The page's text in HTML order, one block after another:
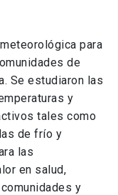
para
de
Se estudiaron las
y
tales como
de frío y
las
en salud,
y